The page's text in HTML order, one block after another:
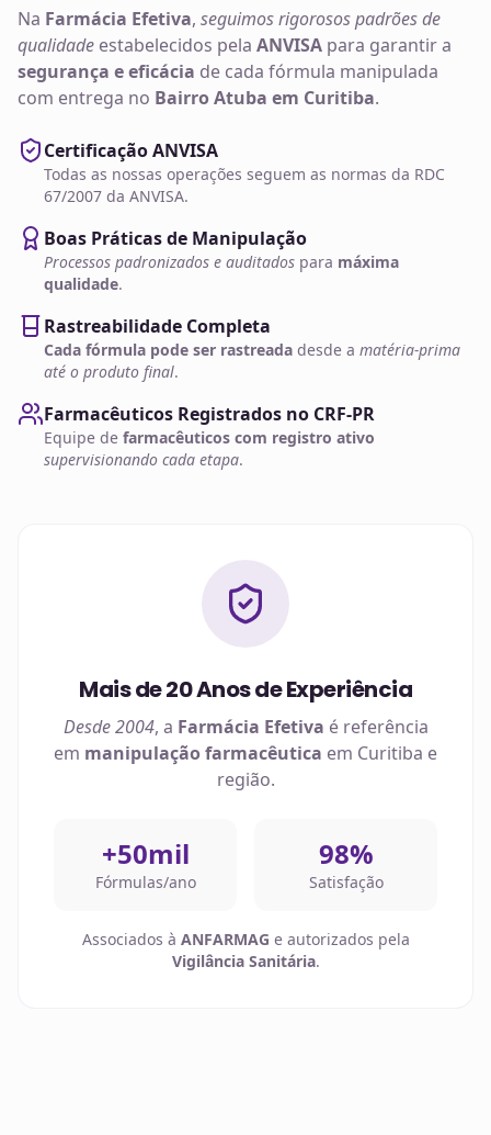
Na Farmácia Efetiva, seguimos rigorosos padrões de
qualidade estabelecidos pela ANVISA para garantir a
segurança e eficácia de cada fórmula manipulada
com entrega no Bairro Atuba em Curitiba.
Certificação ANVISA
Todas as nossas operações seguem as normas da RDC
67/2007 da ANVISA.
Boas Práticas de Manipulação
Processos padronizados e auditados para máxima
qualidade.
Rastreabilidade Completa
Cada fórmula pode ser rastreada desde a matéria-prima
até o produto final.
Farmacêuticos Registrados no CRF-PR
Equipe de farmacêuticos com registro ativo
supervisionando cada etapa.
Mais de 20 Anos de Experiência
Desde 2004, a Farmácia Efetiva é referência
em manipulação farmacêutica em Curitiba e
região.
+50mil
Fórmulas/ano
98%
Satisfação
Associados à ANFARMAG e autorizados pela
Vigilância Sanitária.